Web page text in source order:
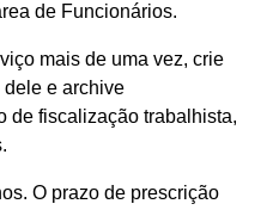
de Funcionários.
mais de uma vez, crie
dele e archive
de fiscalização trabalhista,
O prazo de prescrição